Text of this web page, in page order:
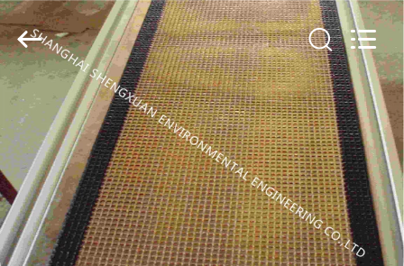
CASA
PRODUTOS
SOBRE
NÓS
Environmental
Engineering
Co.,LTD.
All
Rights
Reserved.
Developed
ECER